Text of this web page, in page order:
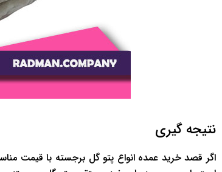
نتيجه‌ گيري
اگر قصد خريد عمده انواع پتو گل برجسته با قيمت